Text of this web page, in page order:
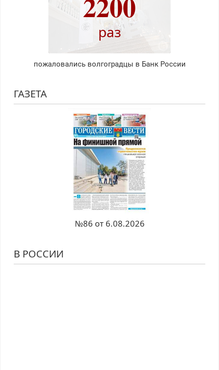
раз
пожаловались волгоградцы в Банк России
ГАЗЕТА
№86 от 6.08.2026
В РОССИИ